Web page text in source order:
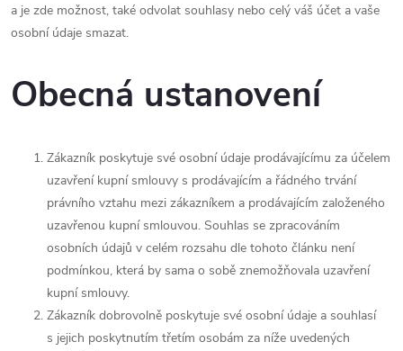
a je zde možnost, také odvolat souhlasy nebo celý váš účet a vaše
osobní údaje smazat.
Obecná ustanovení
Zákazník poskytuje své osobní údaje prodávajícímu za účelem
uzavření kupní smlouvy s prodávajícím a řádného trvání
právního vztahu mezi zákazníkem a prodávajícím založeného
uzavřenou kupní smlouvou. Souhlas se zpracováním
osobních údajů v celém rozsahu dle tohoto článku není
podmínkou, která by sama o sobě znemožňovala uzavření
kupní smlouvy.
Zákazník dobrovolně poskytuje své osobní údaje a souhlasí
s jejich poskytnutím třetím osobám za níže uvedených